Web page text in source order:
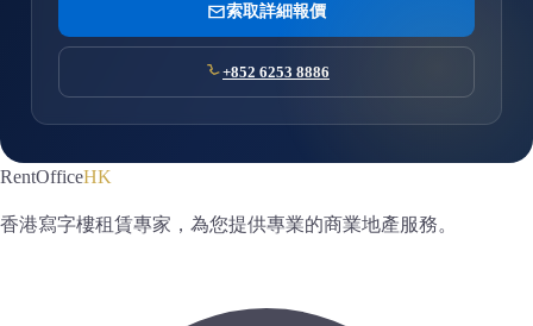
索取詳細報價
+852 6253 8886
RentOfficeHK
香港寫字樓租賃專家，為您提供專業的商業地產服務。